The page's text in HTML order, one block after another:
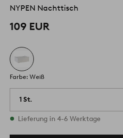
NYPEN Nachttisch
109 EUR
Farbe: Weiß
1 St.
Vorrätig
Lieferung in 4-6 Werktage